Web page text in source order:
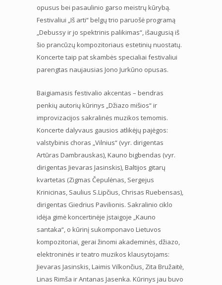
opusus bei pasaulinio garso meistrų kūrybą.
Festivaliui „Iš arti“ belgų trio paruošė programą
„Debussy ir jo spektrinis palikimas“, išaugusią iš
šio prancūzų kompozitoriaus estetinių nuostatų.
Koncerte taip pat skambės specialiai festivaliui
parengtas naujausias Jono Jurkūno opusas.
Baigiamasis festivalio akcentas – bendras
penkių autorių kūrinys „Džiazo mišios“ ir
improvizacijos sakralinės muzikos temomis.
Koncerte dalyvaus gausios atlikėjų pajėgos:
valstybinis choras „Vilnius“ (vyr. dirigentas
Artūras Dambrauskas), Kauno bigbendas (vyr.
dirigentas Jievaras Jasinskis), Baltijos gitarų
kvartetas (Zigmas Čepulėnas, Sergejus
Krinicinas, Saulius S.Lipčius, Chrisas Ruebensas),
dirigentas Giedrius Pavilionis. Sakralinio ciklo
idėja gimė koncertinėje įstaigoje „Kauno
santaka“, o kūrinį sukomponavo Lietuvos
kompozitoriai, gerai žinomi akademinės, džiazo,
elektroninės ir teatro muzikos klausytojams:
Jievaras Jasinskis, Laimis Vilkončius, Zita Bružaitė,
Linas Rimša ir Antanas Jasenka. Kūrinys jau buvo